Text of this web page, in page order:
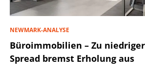
NEWMARK-ANALYSE
Büroimmobilien – Zu
Spread bremst Erholung aus